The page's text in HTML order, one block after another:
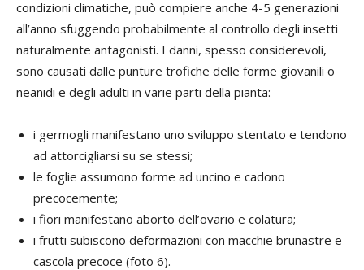
condizioni climatiche, può compiere anche 4-5 generazioni
all’anno sfuggendo probabilmente al controllo degli insetti
naturalmente antagonisti. I danni, spesso considerevoli,
sono causati dalle punture trofiche delle forme giovanili o
neanidi e degli adulti in varie parti della pianta:
i germogli manifestano uno sviluppo stentato e tendono
ad attorcigliarsi su se stessi;
le foglie assumono forme ad uncino e cadono
precocemente;
i fiori manifestano aborto dell’ovario e colatura;
i frutti subiscono deformazioni con macchie brunastre e
cascola precoce (foto 6).